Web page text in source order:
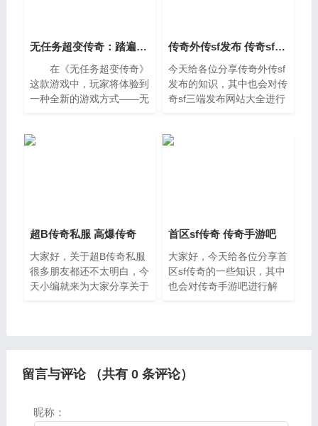
无任务超变传奇：踏遍玛法问鼎巅峰之攻略大全
在《无任务超变传奇》
这款游戏中，玩家将体验到
一种全新的游戏方式——无
为你提供一份详尽的攻略指
传奇外传sf发布 传奇sf三端发布网站大全
今天给各位分享传奇外传sf
发布的知识，其中也会对传
奇sf三端发布网站大全进行
本站，现在开始吧。一、新
超B传奇私服 高爆传奇
大家好，关于超B传奇私服
很多朋友都还不太明白，今
天小编就来为大家分享关于
首区sf传奇 传奇手游吧
大家好，今天给各位分享首
区sf传奇的一些知识，其中
也会对传奇手游吧进行解
留言与评论 （共有 0条评论）
昵称：